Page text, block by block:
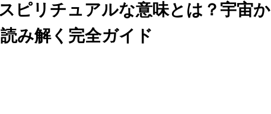
ピリチュアルな意味とは？宇宙か
み解く完全ガイド